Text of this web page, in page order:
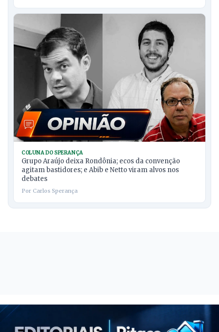
COLUNA DO SPERANÇA
Grupo Araújo deixa Rondônia; ecos da convenção
agitam bastidores; e Abib e Netto viram alvos nos
debates
Por Carlos Sperança